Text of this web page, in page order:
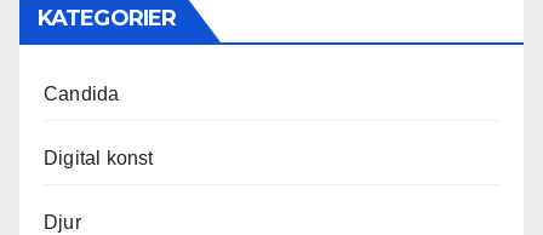
KATEGORIER
Candida
Digital konst
Djur